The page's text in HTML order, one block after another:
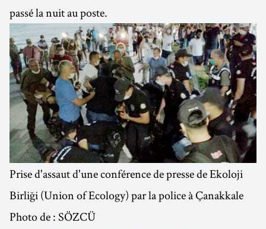
passé la nuit au poste.
Prise d'assaut d'une conférence de presse de Ekoloji
Birliği (Union of Ecology) par la police à Çanakkale
Photo de : SÖZCÜ